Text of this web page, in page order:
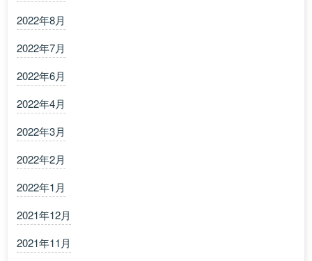
2022年8月
2022年7月
2022年6月
2022年4月
2022年3月
2022年2月
2022年1月
2021年12月
2021年11月